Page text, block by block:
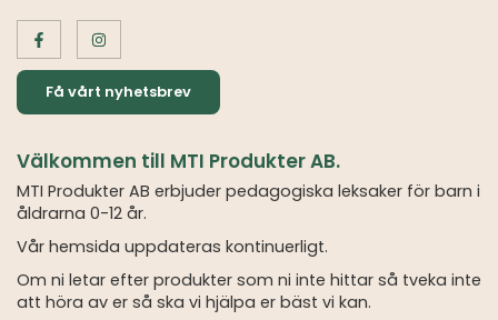
Få vårt nyhetsbrev
Välkommen till MTI Produkter AB.
MTI Produkter AB erbjuder pedagogiska leksaker för barn i
åldrarna 0-12 år.
Vår hemsida uppdateras kontinuerligt.
Om ni letar efter produkter som ni inte hittar så tveka inte
att höra av er så ska vi hjälpa er bäst vi kan.